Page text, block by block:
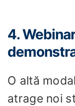
4.
O altă
atrage noi